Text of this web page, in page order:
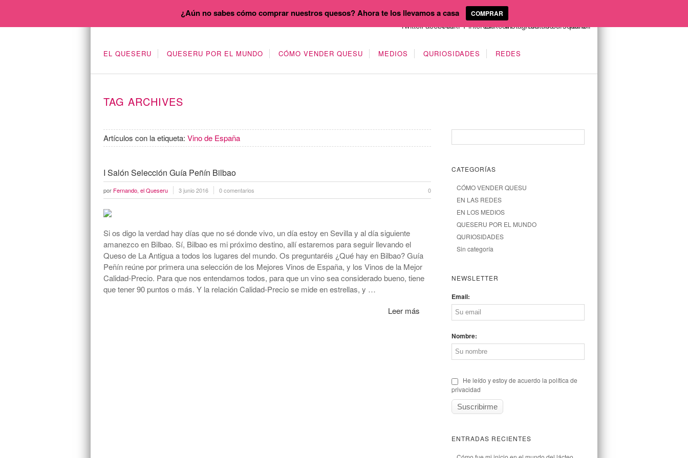
EL QUESERU QUESERU POR EL MUNDO CÓMO VENDER QUESU MEDIOS QURIOSIDADES REDES
TAG ARCHIVES
Artículos con la etiqueta: Vino de España
I Salón Selección Guía Peñín Bilbao
por Fernando, el Queseru 3 junio 2016 0 comentarios 0
Si os digo la verdad hay días que no sé donde vivo, un día estoy en Sevilla y al día siguiente
amanezco en Bilbao. Sí, Bilbao es mi próximo destino, allí estaremos para seguir llevando el
Queso de La Antigua a todos los lugares del mundo. Os preguntaréis ¿Qué hay en Bilbao? Guía
Peñín reúne por primera una selección de los Mejores Vinos de España, y los Vinos de la Mejor
Calidad-Precio. Para que nos entendamos todos, para que un vino sea considerado bueno, tiene
que tener 90 puntos o más. Y la relación Calidad-Precio se mide en estrellas, y …
Leer más
CATEGORÍAS
CÓMO VENDER QUESU
EN LAS REDES
EN LOS MEDIOS
QUESERU POR EL MUNDO
QURIOSIDADES
Sin categoría
NEWSLETTER
Email:
Nombre:
He leído y estoy de acuerdo la política de
privacidad
ENTRADAS RECIENTES
¿Aún no sabes cómo comprar nuestros quesos? Ahora te los llevamos a casa COMPRAR